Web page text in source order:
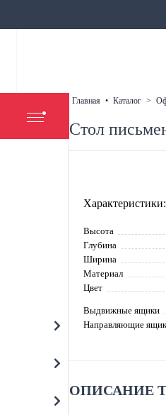
главная • каталог >
Стол
Характеристики:
Высота
Глубина
Ширина
Материал
Цвет
Выдвижные ящики
Направляющие
ОПИСАНИЕ